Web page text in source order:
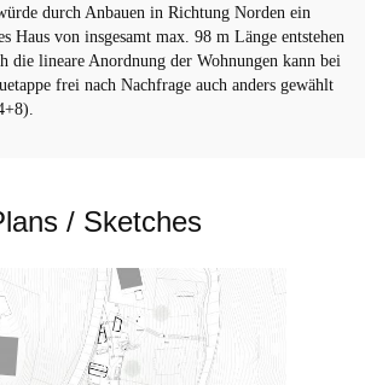
durch Anbauen in Richtung Norden ein
Haus von insgesamt max. 98 m Länge entstehen
die lineare Anordnung der Wohnungen kann bei
frei nach Nachfrage auch anders gewählt
/ Sketches